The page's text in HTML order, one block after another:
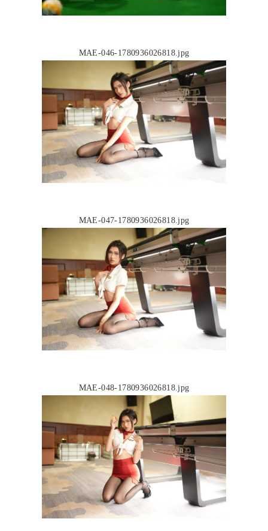
MAE-046-1780936026818.jpg
MAE-047-1780936026818.jpg
MAE-048-1780936026818.jpg